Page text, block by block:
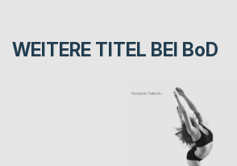
WEITERE TITEL BEI BoD